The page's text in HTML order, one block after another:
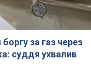
за газ через
суддя ухвалив